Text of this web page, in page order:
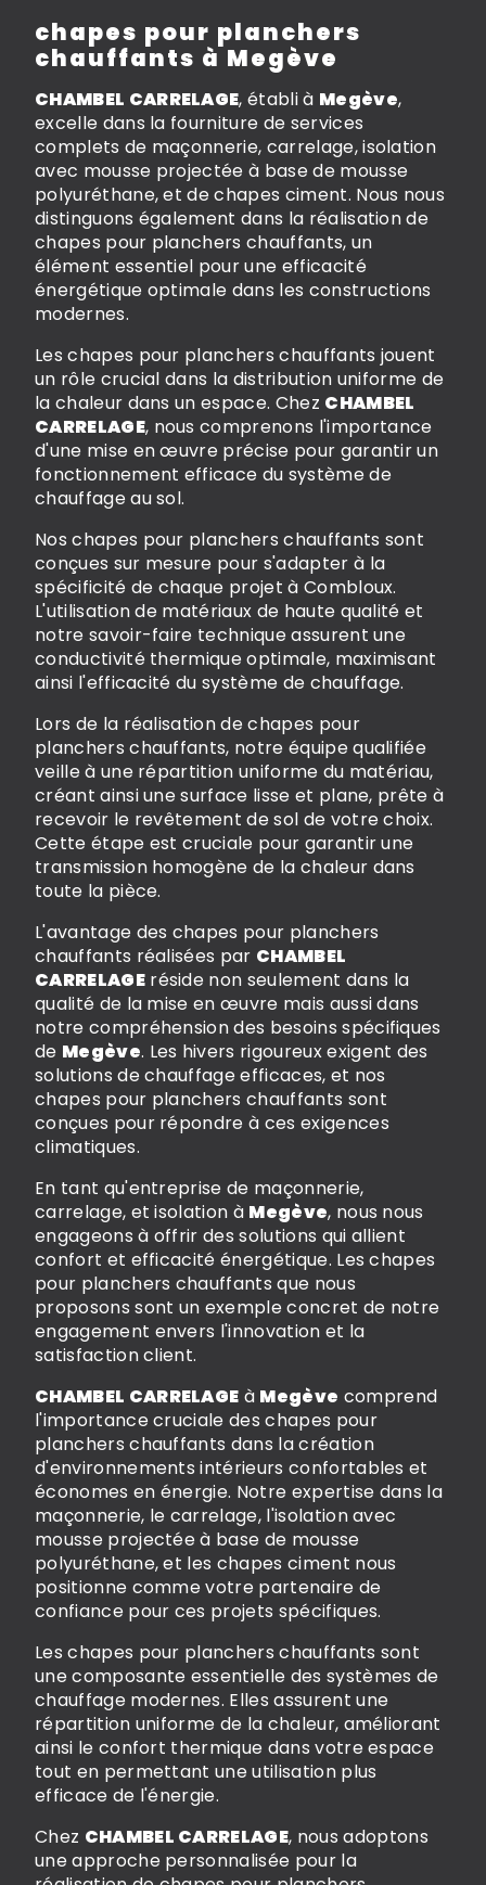
chapes pour planchers
chauffants à Megève
CHAMBEL CARRELAGE, établi à Megève,
excelle dans la fourniture de services
complets de maçonnerie, carrelage, isolation
avec mousse projectée à base de mousse
polyuréthane, et de chapes ciment. Nous nous
distinguons également dans la réalisation de
chapes pour planchers chauffants, un
élément essentiel pour une efficacité
énergétique optimale dans les constructions
modernes.
Les chapes pour planchers chauffants jouent
un rôle crucial dans la distribution uniforme de
la chaleur dans un espace. Chez CHAMBEL
CARRELAGE, nous comprenons l'importance
d'une mise en œuvre précise pour garantir un
fonctionnement efficace du système de
chauffage au sol.
Nos chapes pour planchers chauffants sont
conçues sur mesure pour s'adapter à la
spécificité de chaque projet à Combloux.
L'utilisation de matériaux de haute qualité et
notre savoir-faire technique assurent une
conductivité thermique optimale, maximisant
ainsi l'efficacité du système de chauffage.
Lors de la réalisation de chapes pour
planchers chauffants, notre équipe qualifiée
veille à une répartition uniforme du matériau,
créant ainsi une surface lisse et plane, prête à
recevoir le revêtement de sol de votre choix.
Cette étape est cruciale pour garantir une
transmission homogène de la chaleur dans
toute la pièce.
L'avantage des chapes pour planchers
chauffants réalisées par CHAMBEL
CARRELAGEréside non seulement dans la
qualité de la mise en œuvre mais aussi dans
notre compréhension des besoins spécifiques
de Megève. Les hivers rigoureux exigent des
solutions de chauffage efficaces, et nos
chapes pour planchers chauffants sont
conçues pour répondre à ces exigences
climatiques.
En tant qu'entreprise de maçonnerie,
carrelage, et isolation à Megève, nous nous
engageons à offrir des solutions qui allient
confort et efficacité énergétique. Les chapes
pour planchers chauffants que nous
proposons sont un exemple concret de notre
engagement envers l'innovation et la
satisfaction client.
CHAMBEL CARRELAGE à Megève comprend
l'importance cruciale des chapes pour
planchers chauffants dans la création
d'environnements intérieurs confortables et
économes en énergie. Notre expertise dans la
maçonnerie, le carrelage, l'isolation avec
mousse projectée à base de mousse
polyuréthane, et les chapes ciment nous
positionne comme votre partenaire de
confiance pour ces projets spécifiques.
Les chapes pour planchers chauffants sont
une composante essentielle des systèmes de
chauffage modernes. Elles assurent une
répartition uniforme de la chaleur, améliorant
ainsi le confort thermique dans votre espace
tout en permettant une utilisation plus
efficace de l'énergie.
Chez CHAMBEL CARRELAGE, nous adoptons
une approche personnalisée pour la